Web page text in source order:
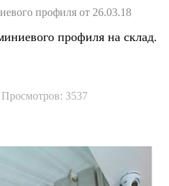
профиля от 26.03.18
профиля на склад.
Просмотров: 3537